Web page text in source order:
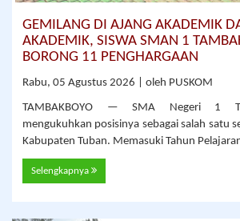
GEMILANG DI AJANG AKADEMIK
AKADEMIK, SISWA SMAN 1
BORONG 11 PENGHARGAAN
Rabu, 05 Agustus 2026 | oleh PUSKOM
TAMBAKBOYO — SMA Negeri 1
mengukuhkan posisinya sebagai salah satu
Kabupaten Tuban. Memasuki Tahun
Selengkapnya